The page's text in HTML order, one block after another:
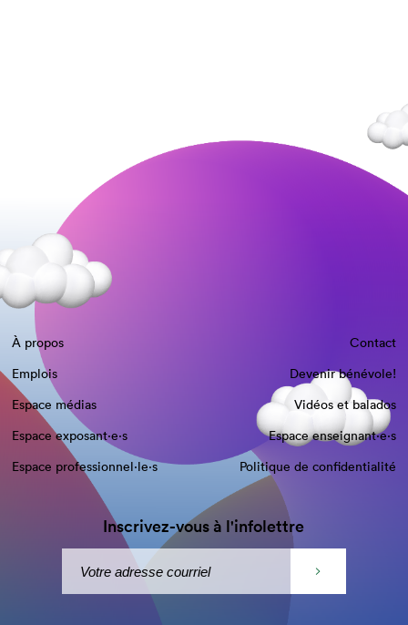
À propos
Contact
Emplois
Devenir bénévole!
Espace médias
Vidéos et balados
Espace exposant·e⋅s
Espace enseignant·e⋅s
Espace professionnel·le⋅s
Politique de confidentialité
Inscrivez-vous à l'infolettre